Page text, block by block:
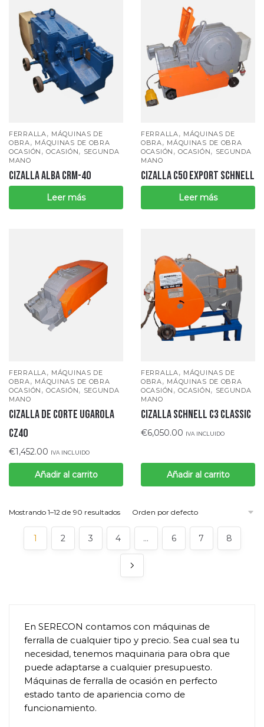
FERRALLA, MÁQUINAS DE
OBRA, MÁQUINAS DE OBRA
OCASIÓN ,OCASIÓN, SEGUNDA
MANO
CIZALLA ALBA CRM-40
Leer más
FERRALLA, MÁQUINAS DE
OBRA, MÁQUINAS DE OBRA
OCASIÓN ,OCASIÓN, SEGUNDA
MANO
CIZALLA C50 EXPORT SCHNELL
Leer más
FERRALLA, MÁQUINAS DE
OBRA, MÁQUINAS DE OBRA
OCASIÓN ,OCASIÓN, SEGUNDA
MANO
CIZALLA DE CORTE UGAROLA
CZ40
€1,452.00 IVA INCLUIDO
Añadir al carrito
FERRALLA, MÁQUINAS DE
OBRA, MÁQUINAS DE OBRA
OCASIÓN ,OCASIÓN, SEGUNDA
MANO
CIZALLA SCHNELL C3 CLASSIC
€6,050.00 IVA INCLUIDO
Añadir al carrito
Mostrando 1–12 de 90 resultados
1 2 3 4 … 6 7 8
En SERECON contamos con máquinas de
ferralla de cualquier tipo y precio. Sea cual sea tu
necesidad, tenemos maquinaria para obra que
puede adaptarse a cualquier presupuesto.
Máquinas de ferralla de ocasión en perfecto
estado tanto de apariencia como de
funcionamiento.